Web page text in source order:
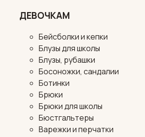
ДЕВОЧКАМ
Бейсболки и кепки
Блузы для школы
Блузы, рубашки
Босоножки, сандалии
Ботинки
Брюки
Брюки для школы
Бюстгальтеры
Варежки и перчатки